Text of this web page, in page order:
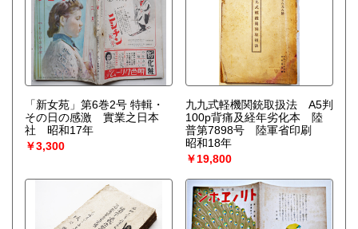
「新女苑」第6巻2号 特輯・
その日の感激 實業之日本
社 昭和17年
￥3,300
九九式軽機関銃取扱法 A5判
100p背痛及経年劣化本 陸
普第7898号 陸軍省印刷
昭和18年
￥19,800